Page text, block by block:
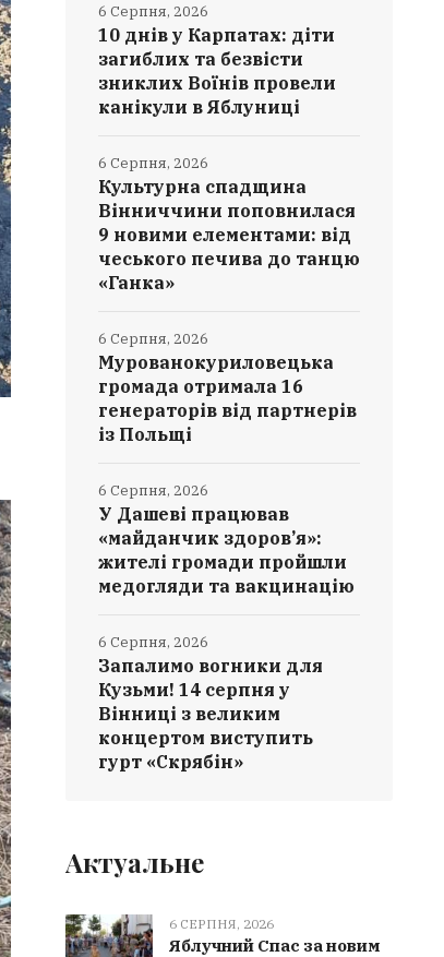
10 днів у Карпатах: діти
загиблих та безвісти
зниклих Воїнів провели
канікули в Яблуниці
6 Серпня, 2026
Культурна спадщина
Вінниччини поповнилася
9 новими елементами: від
чеського печива до танцю
«Ганка»
6 Серпня, 2026
Мурованокуриловецька
громада отримала 16
генераторів від партнерів
із Польщі
6 Серпня, 2026
У Дашеві працював
«майданчик здоров’я»:
жителі громади пройшли
медогляди та вакцинацію
6 Серпня, 2026
Запалимо вогники для
Кузьми! 14 серпня у
Вінниці з великим
концертом виступить
гурт «Скрябін»
6 Серпня, 2026
Актуальне
6 СЕРПНЯ, 2026
Яблучний Спас за новим